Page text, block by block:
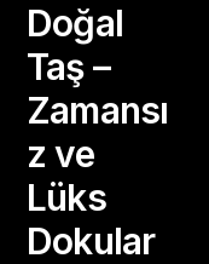
Doğal
Taş –
Zamansı
z ve
Lüks
Dokular